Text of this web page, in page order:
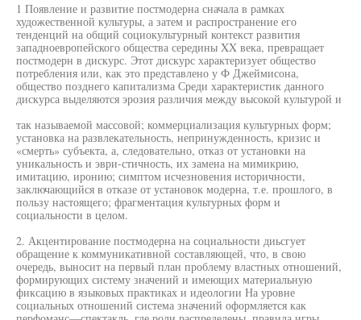
1 Появление и развитие постмодерна сначала в рамках
художественной культуры, а затем и распространение его
тенденций на общий социокультурный контекст развития
западноевропейского общества середины XX века, превращает
постмодерн в дискурс. Этот дискурс характеризует общество
потребления или, как это представлено у Ф Джеймисона,
общество позднего капитализма Среди характеристик данного
дискурса выделяются эрозия различия между высокой культурой и
так называемой массовой; коммерциализация культурных форм;
установка на развлекательность, непринужденность, кризис и
«смерть» субъекта, а, следовательно, отказ от установки на
уникальность и эври-стичность, их замена на мимикрию,
имитацию, иронию; симптом исчезновения историчности,
заключающийся в отказе от установок модерна, т.е. прошлого, в
пользу настоящего; фрагментация культурных форм и
социальности в целом.
2. Акцентирование постмодерна на социальности диьсгует
обращение к коммуникативной составляющей, что, в свою
очередь, выносит на первый план проблему властных отношений,
формирующих систему значений и имеющих материальную
фиксацию в языковых практиках и идеологии На уровне
социальных отношений система значений оформляется как